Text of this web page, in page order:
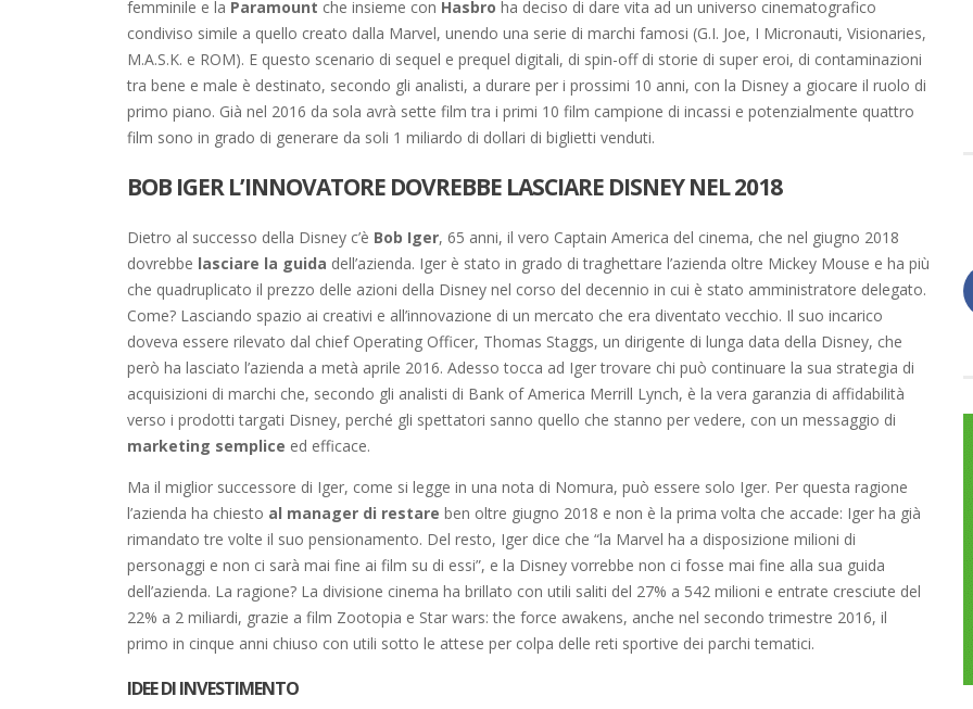
femminile e la Paramount che insieme con Hasbro ha deciso di dare vita ad un universo cinematografico
condiviso simile a quello creato dalla Marvel, unendo una serie di marchi famosi (G.I. Joe, I Micronauti, Visionaries,
M.A.S.K. e ROM). E questo scenario di sequel e prequel digitali, di spin-off di storie di super eroi, di contaminazioni
tra bene e male è destinato, secondo gli analisti, a durare per i prossimi 10 anni, con la Disney a giocare il ruolo di
primo piano. Già nel 2016 da sola avrà sette film tra i primi 10 film campione di incassi e potenzialmente quattro
film sono in grado di generare da soli 1 miliardo di dollari di biglietti venduti.
BOB IGER L’INNOVATORE DOVREBBE LASCIARE DISNEY NEL 2018
Dietro al successo della Disney c’è Bob Iger, 65 anni, il vero Captain America del cinema, che nel giugno 2018
dovrebbe lasciare la guida dell’azienda. Iger è stato in grado di traghettare l’azienda oltre Mickey Mouse e ha più
che quadruplicato il prezzo delle azioni della Disney nel corso del decennio in cui è stato amministratore delegato.
Come? Lasciando spazio ai creativi e all’innovazione di un mercato che era diventato vecchio. Il suo incarico
doveva essere rilevato dal chief Operating Officer, Thomas Staggs, un dirigente di lunga data della Disney, che
però ha lasciato l’azienda a metà aprile 2016. Adesso tocca ad Iger trovare chi può continuare la sua strategia di
acquisizioni di marchi che, secondo gli analisti di Bank of America Merrill Lynch, è la vera garanzia di affidabilità
verso i prodotti targati Disney, perché gli spettatori sanno quello che stanno per vedere, con un messaggio di
marketing semplice ed efficace.
Ma il miglior successore di Iger, come si legge in una nota di Nomura, può essere solo Iger. Per questa ragione
l’azienda ha chiesto al manager di restare ben oltre giugno 2018 e non è la prima volta che accade: Iger ha già
rimandato tre volte il suo pensionamento. Del resto, Iger dice che “la Marvel ha a disposizione milioni di
personaggi e non ci sarà mai fine ai film su di essi”, e la Disney vorrebbe non ci fosse mai fine alla sua guida
dell’azienda. La ragione? La divisione cinema ha brillato con utili saliti del 27% a 542 milioni e entrate cresciute del
22% a 2 miliardi, grazie a film Zootopia e Star wars: the force awakens, anche nel secondo trimestre 2016, il
primo in cinque anni chiuso con utili sotto le attese per colpa delle reti sportive dei parchi tematici.
IDEE DI INVESTIMENTO